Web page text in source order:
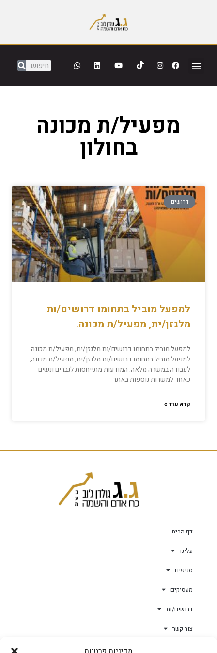
מפעיל/ת מכונה
בחולון
דרושים
למפעל מוביל בתחומו דרושים/ות
מלגזן/ית, מפעיל/ת מכונה.
למפעל מוביל בתחומו דרושים/ות מלגזן/ית, מפעיל/ת מכונה
למפעל מוביל בתחומו דרושים/ות מלגזן/ית, מפעיל/ת מכונה,
לעבודה במשרה מלאה. המודעות מתייחסות לגברים ונשים
כאחד למשרות נוספות באתר
קרא עוד »
דף הבית
עלינו
סניפים
מעסיקים
דרושים/ות
צור קשר